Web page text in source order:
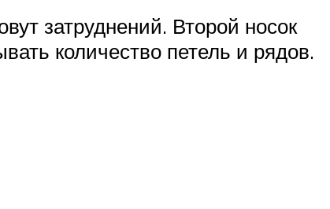
затруднений. Второй носок
количество петель и рядов.